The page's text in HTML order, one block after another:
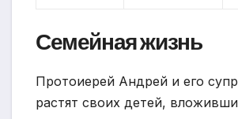
Семейная жизнь
Протоиерей Андрей и его
растят своих детей,